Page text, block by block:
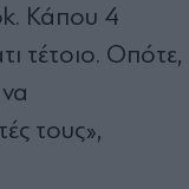
Κάπου 4
τέτοιο. Οπότε,
τους»,